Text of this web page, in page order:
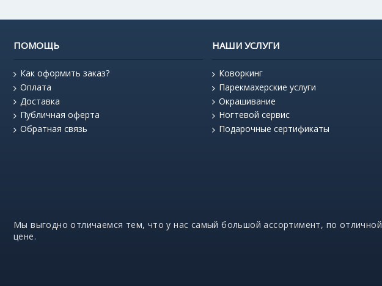
ПОМОЩЬ
Как оформить заказ?
Оплата
Доставка
Публичная оферта
Обратная связь
НАШИ УСЛУГИ
Коворкинг
Парекмахерские услуги
Окрашивание
Ногтевой сервис
Подарочные сертификаты
Мы выгодно отличаемся тем, что у нас самый большой ассортимент, по отличной
цене.